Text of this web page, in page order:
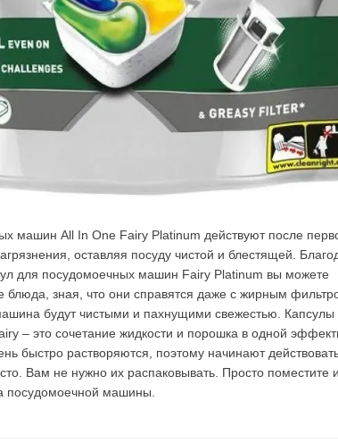
машин All In One Fairy Platinum действуют после
оставляя посуду чистой и блестящей.
для посудомоечных машин Fairy Platinum вы можете
блюда, зная, что они справятся даже с жирным
будут чистыми и пахнущими свежестью. Капсулы
– это сочетание жидкости и порошка в одной
быстро растворяются, поэтому начинают
Вам не нужно их распаковывать. Просто поместите
посудомоечной машины.